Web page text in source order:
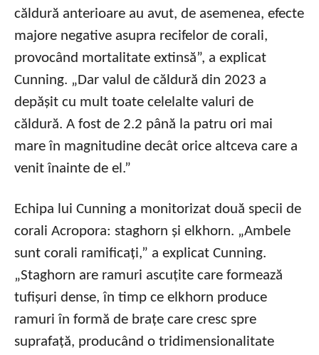
căldură anterioare au avut, de asemenea, efecte
majore negative asupra recifelor de corali,
provocând mortalitate extinsă”, a explicat
Cunning. „Dar valul de căldură din 2023 a
depășit cu mult toate celelalte valuri de
căldură. A fost de 2.2 până la patru ori mai
mare în magnitudine decât orice altceva care a
venit înainte de el.”
Echipa lui Cunning a monitorizat două specii de
corali Acropora: staghorn și elkhorn. „Ambele
sunt corali ramificați,” a explicat Cunning.
„Staghorn are ramuri ascuțite care formează
tufișuri dense, în timp ce elkhorn produce
ramuri în formă de brațe care cresc spre
suprafață, producând o tridimensionalitate